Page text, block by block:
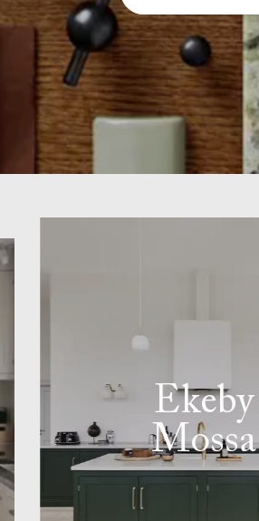
Ekeby
Mossa